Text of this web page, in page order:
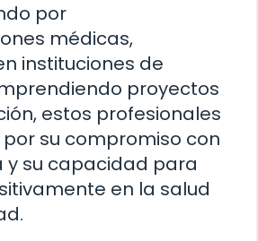
por
médicas,
instituciones de
proyectos
estos profesionales
su compromiso con
y su capacidad para
en la salud